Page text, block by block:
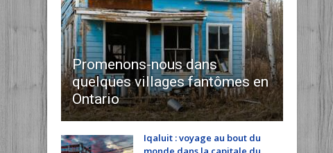
Promenons-nous dans
quelques villages fantômes en
Ontario
Iqaluit : voyage au bout du